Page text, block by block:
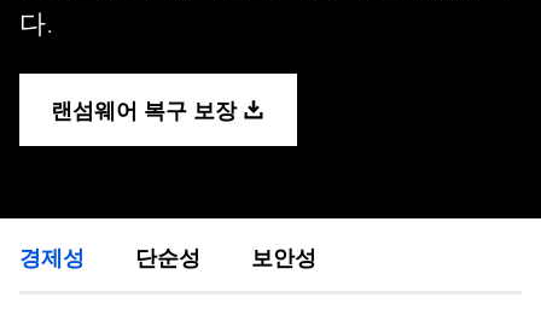
다.
랜섬웨어 복구 보장
경제성 단순성 보안성